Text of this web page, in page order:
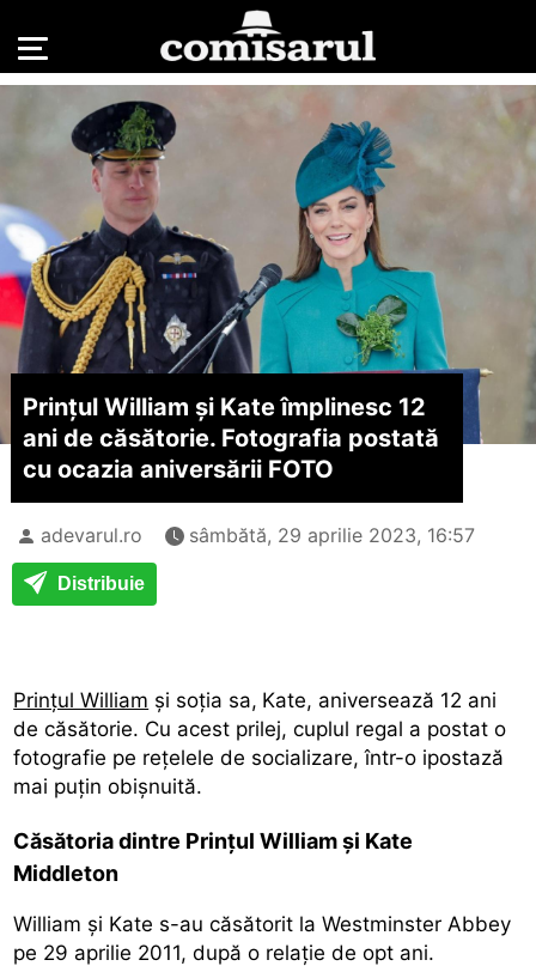
Prinţul William și Kate împlinesc 12
ani de căsătorie. Fotografia postată
cu ocazia aniversării FOTO
adevarul.ro sâmbătă, 29 aprilie 2023, 16:57
Distribuie
Prințul William și soția sa, Kate, aniversează 12 ani
de căsătorie. Cu acest prilej, cuplul regal a postat o
fotografie pe rețelele de socializare, într-o ipostază
mai puțin obișnuită.
Căsătoria dintre Prințul William și Kate
Middleton
William şi Kate s-au căsătorit la Westminster Abbey
pe 29 aprilie 2011, după o relaţie de opt ani.